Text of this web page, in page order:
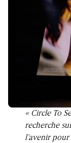
« Circle To
recherche
l’avenir